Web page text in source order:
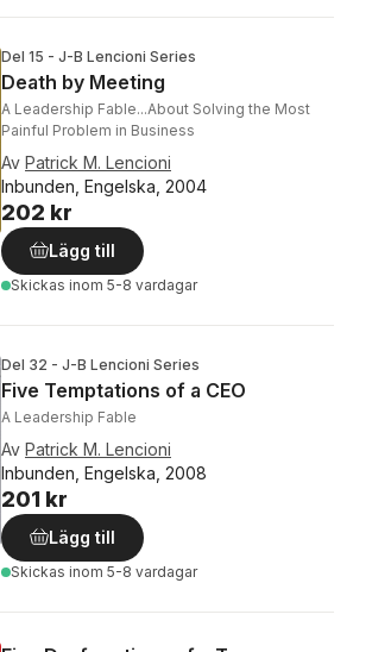
Del 15 - J-B Lencioni Series
Death by Meeting
A Leadership Fable...About Solving the Most
Painful Problem in Business
Av Patrick M. Lencioni
Inbunden, Engelska, 2004
202 kr
Lägg till
Skickas inom 5-8 vardagar
Del 32 - J-B Lencioni Series
Five Temptations of a CEO
A Leadership Fable
Av Patrick M. Lencioni
Inbunden, Engelska, 2008
201 kr
Lägg till
Skickas inom 5-8 vardagar